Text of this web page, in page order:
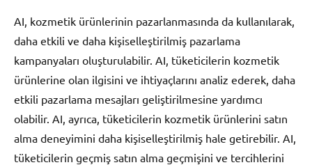
AI, kozmetik ürünlerinin pazarlanmasında da kullanılarak,
daha etkili ve daha kişiselleştirilmiş pazarlama
kampanyaları oluşturulabilir. AI, tüketicilerin kozmetik
ürünlerine olan ilgisini ve ihtiyaçlarını analiz ederek, daha
etkili pazarlama mesajları geliştirilmesine yardımcı
olabilir. AI, ayrıca, tüketicilerin kozmetik ürünlerini satın
alma deneyimini daha kişiselleştirilmiş hale getirebilir. AI,
tüketicilerin geçmiş satın alma geçmişini ve tercihlerini